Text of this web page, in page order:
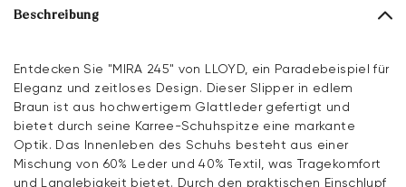
Beschreibung
Entdecken Sie "MIRA 245" von LLOYD, ein Paradebeispiel für
Eleganz und zeitloses Design. Dieser Slipper in edlem
Braun ist aus hochwertigem Glattleder gefertigt und
bietet durch seine Karree-Schuhspitze eine markante
Optik. Das Innenleben des Schuhs besteht aus einer
Mischung von 60% Leder und 40% Textil, was Tragekomfort
und Langlebigkeit bietet. Durch den praktischen Einschlupf